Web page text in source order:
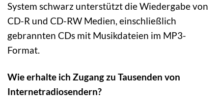
System schwarz unterstützt die Wiedergabe von
CD-R und CD-RW Medien, einschließlich
gebrannten CDs mit Musikdateien im MP3-
Format.
Wie erhalte ich Zugang zu Tausenden von
Internetradiosendern?